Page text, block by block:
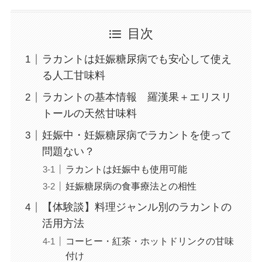
目次
ラカントは妊娠糖尿病でも安心して使え
る人工甘味料
ラカントの基本情報 羅漢果＋エリスリ
トールの天然甘味料
妊娠中・妊娠糖尿病でラカントを使って
問題ない？
ラカントは妊娠中も使用可能
妊娠糖尿病の食事療法との相性
【体験談】料理ジャンル別のラカントの
活用方法
コーヒー・紅茶・ホットドリンクの甘味
付け